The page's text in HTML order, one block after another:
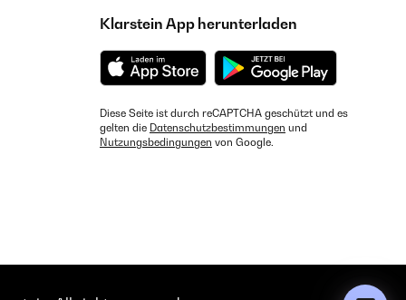
Klarstein App herunterladen
Diese Seite ist durch reCAPTCHA geschützt und es
gelten die Datenschutzbestimmungen und
Nutzungsbedingungen von Google.